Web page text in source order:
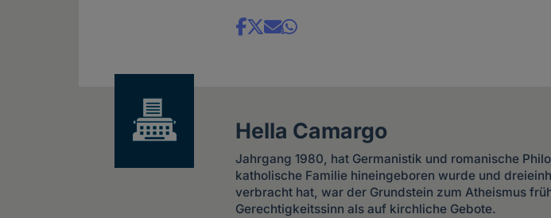
Share
Hella Camargo
Jahrgang 1980, hat Germanistik und romanische
katholische Familie hineingeboren wurde und
verbracht hat, war der Grundstein zum Atheismus
Gerechtigkeitssinn als auf kirchliche Gebote.